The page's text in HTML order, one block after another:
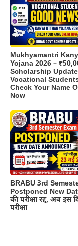
Mukhyamantri
Yojana 2026 –
Scholarship
Vocational
Check Your Name
Now
BRABU 3rd
Postponed New
की परीक्षा रद्द, अब इस
परीक्षा